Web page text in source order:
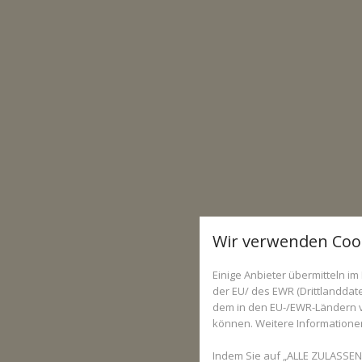
Wir verwenden
Einige Anbieter übermitteln
der EU/ des EWR
dem in den EU-/EWR-
können. Weitere
Indem Sie auf „ALLE